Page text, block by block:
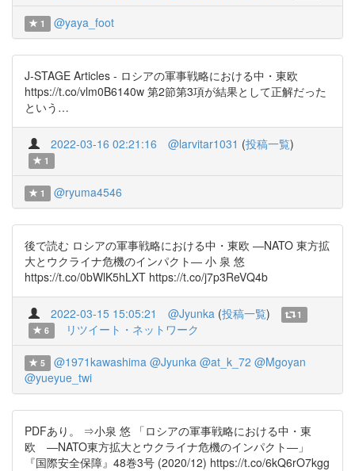
1 @yaya_foot
J-STAGE Articles - ロシアの軍事戦略における中・東欧
https://t.co/vlm0B6140w 第2節第3項が結果として正解だった
という…
2022-03-16 02:21:16 @larvitar1031 (投稿一覧)
1
1 @ryuma4546
後で読む ロシアの軍事戦略における中・東欧 ―NATO 東方拡
大とウクライナ危機のインパクト― 小 泉 悠
https://t.co/0bWlK5hLXT https://t.co/j7p3ReVQ4b
2022-03-15 15:05:21 @Jyunka (投稿一覧)
1
6
リツイート・ネットワーク
5 @1971kawashima @Jyunka @at_k_72 @Mgoyan
@yueyue_twi
PDFあり。 ⇒小泉 悠 「ロシアの軍事戦略における中・東
欧 ―NATO東方拡大とウクライナ危機のインパクト―」
『国際安全保障』48巻3号 (2020/12) https://t.co/6kQ6rO7kgg